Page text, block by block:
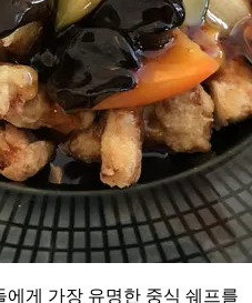
게 가장 유명한 중식 쉐프를